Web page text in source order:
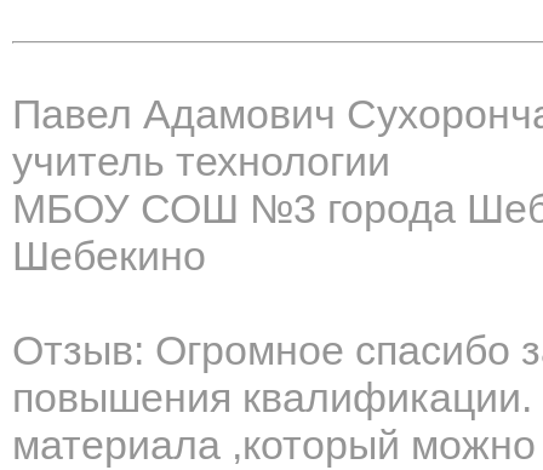
Павел Адамович
учитель технологии
МБОУ СОШ №3 города
Шебекино
Отзыв: Огромное спасибо
повышения квалификации.
материала ,который можно